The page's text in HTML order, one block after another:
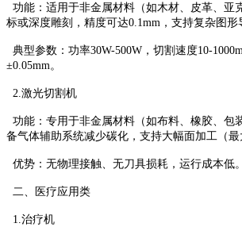
功能‌：适用于非金属材料（如木材、皮革、亚
标或深度雕刻，精度可达0.1mm，支持复杂图形
典型参数‌：功率30W-500W，切割速度10-
±0.05mm‌。
‌2.激光切割机‌
功能‌：专用于非金属材料（如布料、橡胶、包
备气体辅助系统减少碳化，支持大幅面加工（最
‌ 优势‌：无物理接触、无刀具损耗，运行成本低‌。
二、医疗应用类
‌ 1.治疗机‌